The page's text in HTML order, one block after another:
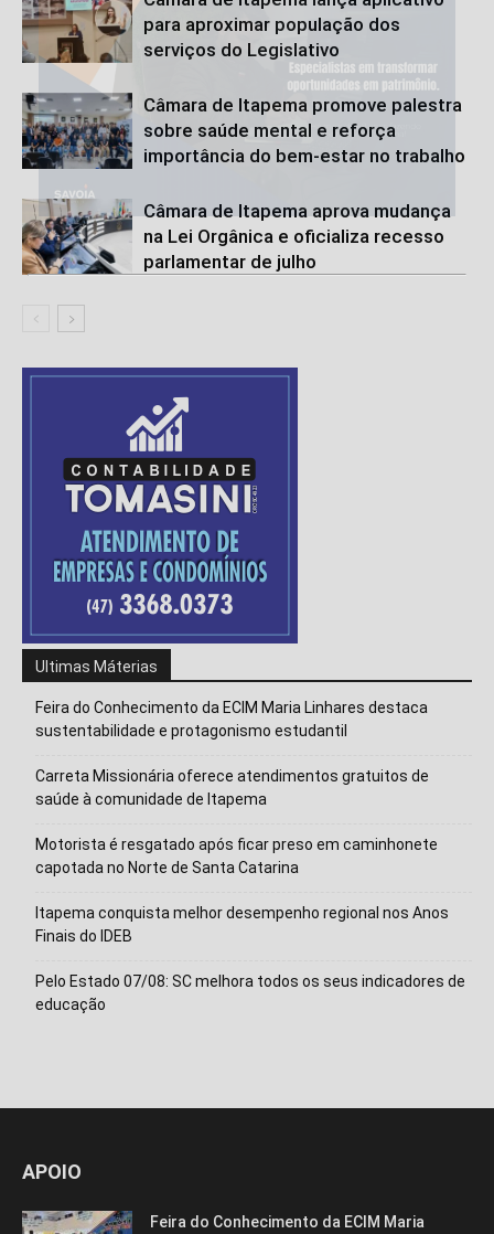
para aproximar população dos
serviços do Legislativo
Câmara de Itapema promove palestra
sobre saúde mental e reforça
importância do bem-estar no trabalho
Câmara de Itapema aprova mudança
na Lei Orgânica e oficializa recesso
parlamentar de julho
Ultimas Máterias
Feira do Conhecimento da ECIM Maria Linhares destaca
sustentabilidade e protagonismo estudantil
Carreta Missionária oferece atendimentos gratuitos de
saúde à comunidade de Itapema
Motorista é resgatado após ficar preso em caminhonete
capotada no Norte de Santa Catarina
Itapema conquista melhor desempenho regional nos Anos
Finais do IDEB
Pelo Estado 07/08: SC melhora todos os seus indicadores de
educação
APOIO
Feira do Conhecimento da ECIM Maria
Isso vai fechar em14segundos